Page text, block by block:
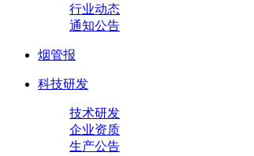
行业动态
通知公告
烟管报
科技研发
技术研发
企业资质
生产公告